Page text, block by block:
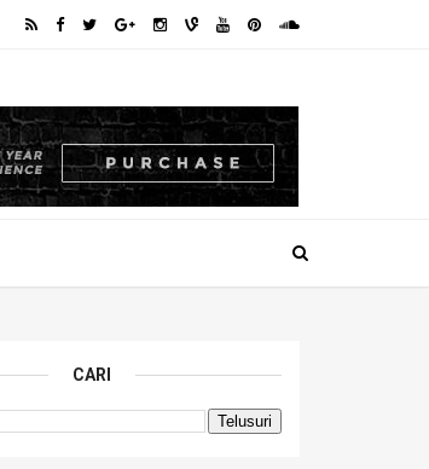
CARI